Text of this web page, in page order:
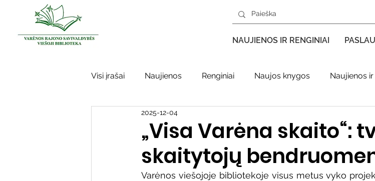
NAUJIENOS IR RENGINIAI
Visi įrašai Naujienos Renginiai Naujos knygos Naujienos
Kraštotyros darbai
Sidabrinės bitės Garbės ženklas Adolfo Ramanausko–Vanago
„Visa Varėna skaito“:
skaitytojų
2025-12-04
Varėnos viešojoje bibliotekoje visus metus vyko